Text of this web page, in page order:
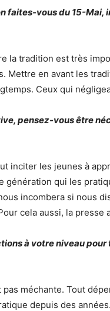
faites-vous du 15-Mai,
la tradition est très
Mettre en avant les
Ceux qui
pensez-vous être
inciter les jeunes à
génération qui les
incombera si nous
cela aussi, la presse
à votre niveau
pas méchante. Tout
depuis des